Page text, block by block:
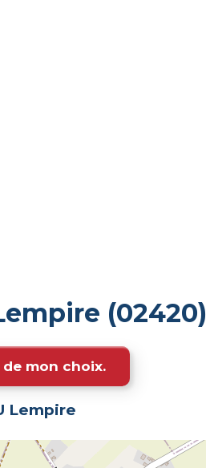
(02420)
mon choix.
Lempire